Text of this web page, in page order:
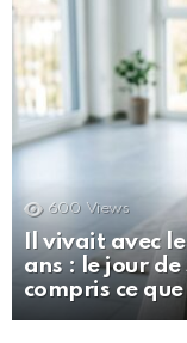
600 Views
Il vivait avec
ans : le jour de
compris ce